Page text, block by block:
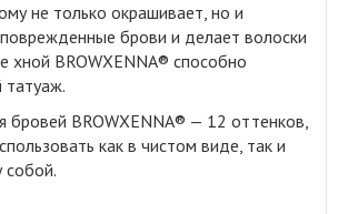
не только окрашивает, но и
брови и делает волоски
хной BROWXENNA® способно
татуаж.
бровей BROWXENNA® — 12 оттенков,
как в чистом виде, так и